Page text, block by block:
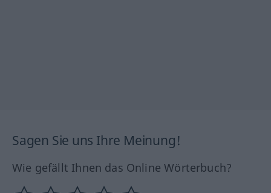
Sagen Sie uns Ihre Meinung!
Wie gefällt Ihnen das Online Wörterbuch?